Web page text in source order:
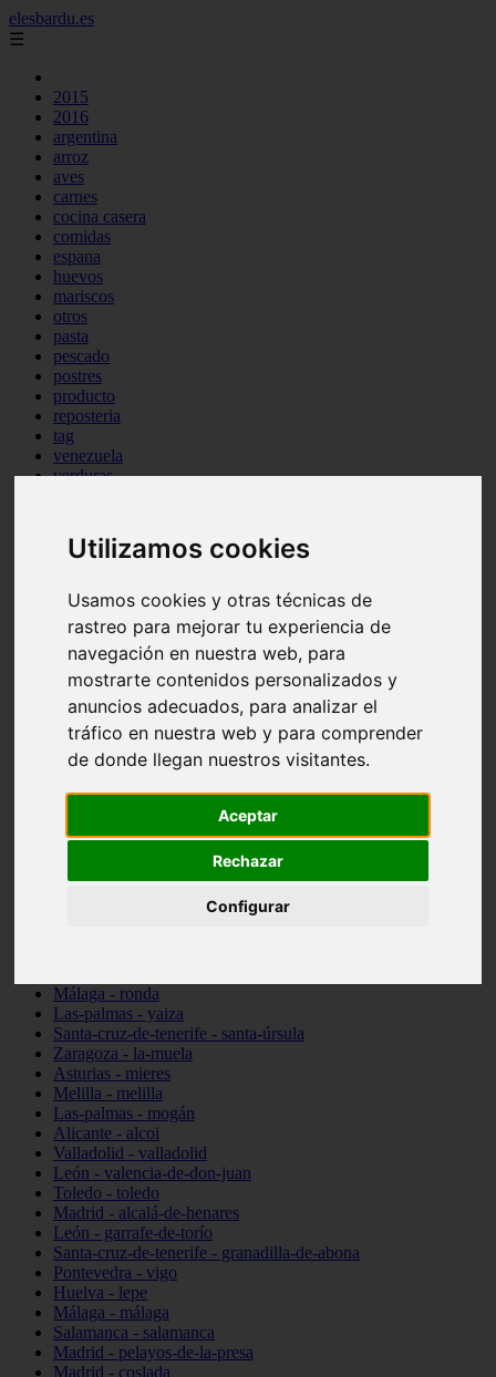
Utilizamos cookies
Usamos cookies y otras técnicas de
rastreo para mejorar tu experiencia de
navegación en nuestra web, para
mostrarte contenidos personalizados y
anuncios adecuados, para analizar el
tráfico en nuestra web y para comprender
de donde llegan nuestros visitantes.
Aceptar
Rechazar
Configurar
elesbardu.es
☰
2015
2016
argentina
arroz
aves
carnes
cocina casera
comidas
espana
huevos
mariscos
otros
pasta
pescado
postres
producto
reposteria
tag
venezuela
verduras
Teruel - sarrión
Cádiz - algodonales
Madrid - madrid
Asturias - oviedo
Cádiz - el-puerto-de-santa-maría
Asturias - aller
álava - vitoria-gasteiz
Málaga - marbella
Zaragoza - zaragoza
Barcelona - barcelona
Valencia - valencia
Toledo - seseña
Cantabria - val-de-san-vicente
Málaga - ronda
Las-palmas - yaiza
Santa-cruz-de-tenerife - santa-úrsula
Zaragoza - la-muela
Asturias - mieres
Melilla - melilla
Las-palmas - mogán
Alicante - alcoi
Valladolid - valladolid
León - valencia-de-don-juan
Toledo - toledo
Madrid - alcalá-de-henares
León - garrafe-de-torío
Santa-cruz-de-tenerife - granadilla-de-abona
Pontevedra - vigo
Huelva - lepe
Málaga - málaga
Salamanca - salamanca
Madrid - pelayos-de-la-presa
Madrid - coslada